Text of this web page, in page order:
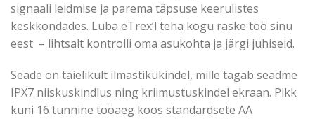
signaali leidmise ja parema täpsuse keerulistes
keskkondades. Luba eTrex’l teha kogu raske töö sinu
eest – lihtsalt kontrolli oma asukohta ja järgi juhiseid.
Seade on täielikult ilmastikukindel, mille tagab seadme
IPX7 niiskuskindlus ning kriimustuskindel ekraan. Pikk
kuni 16 tunnine tööaeg koos standardsete AA